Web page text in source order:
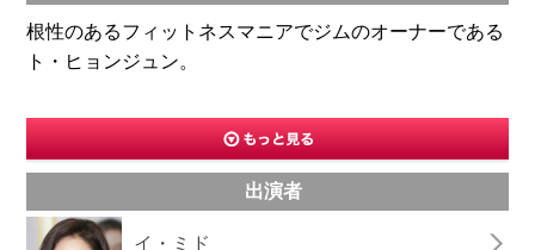
根性のあるフィットネスマニアでジムのオーナーである
ト・ヒョンジュン。
出演者
イ・ミド